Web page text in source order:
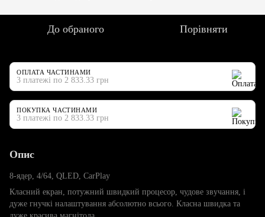
До обраного Порівняти
ОПЛАТА ЧАСТИНАМИ
3 платежі по 2 833.33 грн
ПОКУПКА ЧАСТИНАМИ
3 платежі по 2 833.33 грн
Опис
8-ядер, 4/64, QLED, CarPlay
Класний екран, потужний швидкий процесор, чудове звучання, і
дуже гнучкі налаштування абсолютно всього. Класна швидка та